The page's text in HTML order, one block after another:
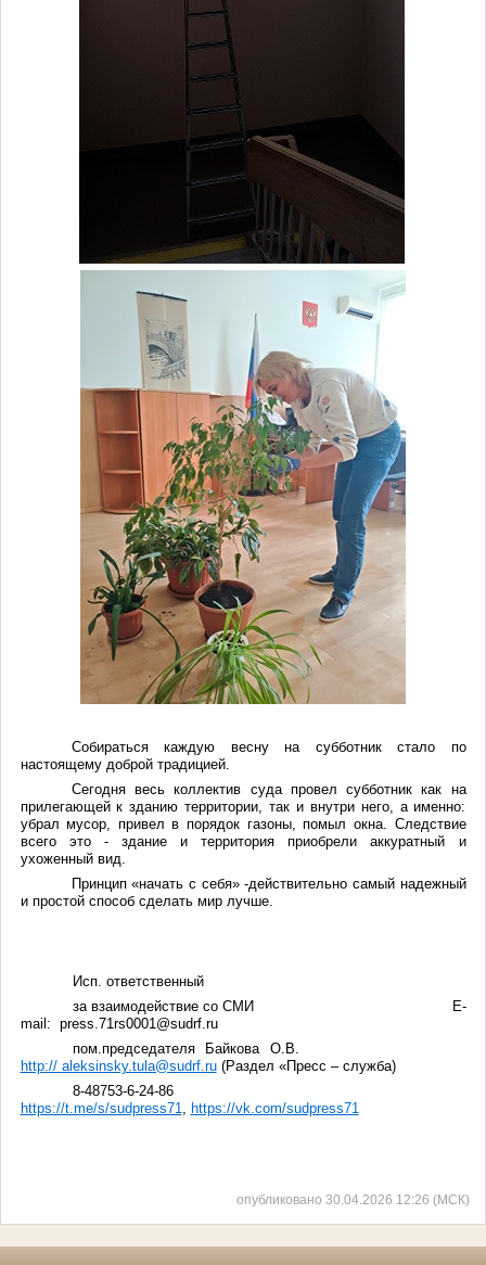
Собираться каждую весну на субботник стало по
настоящему доброй традицией.
Сегодня весь коллектив суда провел субботник как на
прилегающей к зданию территории, так и внутри него, а именно:
убрал мусор, привел в порядок газоны, помыл окна. Следствие
всего это - здание и территория приобрели аккуратный и
ухоженный вид.
Принцип «начать с себя» -действительно самый надежный
и простой способ сделать мир лучше.
Исп. ответственный
за взаимодействие со СМИ E-
mail: press.71rs0001@sudrf.ru
пом.председателя Байкова О.В.
http:// aleksinsky.tula@sudrf.ru(Раздел «Пресс – служба)
8-48753-6-24-86
https://t.me/s/sudpress71
https://vk.com/sudpress71
опубликовано 30.04.2026 12:26 (МСК)